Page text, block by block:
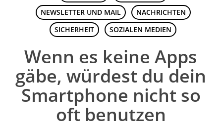
NEWSLETTER UND MAIL
NACHRICHTEN
SICHERHEIT
SOZIALEN MEDIEN
Wenn es keine Apps
gäbe, würdest du dein
Smartphone nicht so
oft benutzen